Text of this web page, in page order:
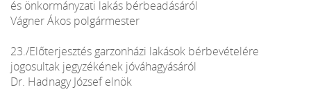
és önkormányzati lakás bérbeadásáról
Vágner Ákos polgármester
23./Előterjesztés garzonházi lakások bérbevételére
jogosultak jegyzékének jóváhagyásáról
Dr. Hadnagy József elnök